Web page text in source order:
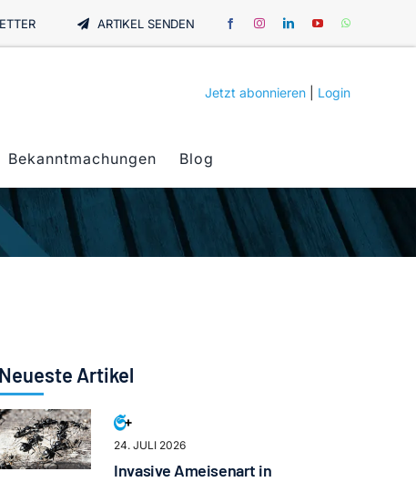
ARTIKEL SENDEN
Jetzt abonnieren Login
Bekanntmachungen Blog
Neueste Artikel
24. JULI 2026
Invasive Ameisenart in